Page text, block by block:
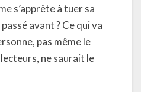
s’apprête à tuer sa
avant ? Ce qui va
pas même le
ne saurait le